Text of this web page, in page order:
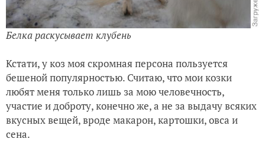
Белка раскусывает клубень
Кстати, у коз моя скромная персона пользуется
бешеной популярностью. Считаю, что мои козки
любят меня только лишь за мою человечность,
участие и доброту, конечно же, а не за выдачу всяких
вкусных вещей, вроде макарон, картошки, овса и
сена.